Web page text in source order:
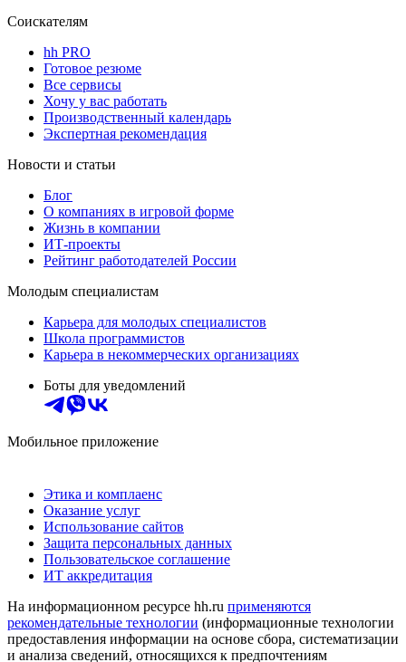
Соискателям
hh PRO
Готовое резюме
Все сервисы
Хочу у вас работать
Производственный календарь
Экспертная рекомендация
Новости и статьи
Блог
О компаниях в игровой форме
Жизнь в компании
ИТ-проекты
Рейтинг работодателей России
Молодым специалистам
Карьера для молодых специалистов
Школа программистов
Карьера в некоммерческих организациях
Боты для уведомлений
Мобильное приложение
Этика и комплаенс
Оказание услуг
Использование сайтов
Защита персональных данных
Пользовательское соглашение
ИТ аккредитация
На информационном ресурсе hh.ru применяются
рекомендательные технологии (информационные технологии
предоставления информации на основе сбора, систематизации
и анализа сведений, относящихся к предпочтениям